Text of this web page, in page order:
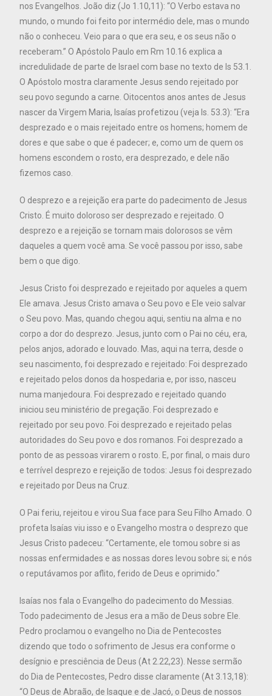
nos Evangelhos. João diz (Jo 1.10,11): “O Verbo estava no
mundo, o mundo foi feito por intermédio dele, mas o mundo
não o conheceu. Veio para o que era seu, e os seus não o
receberam.” O Apóstolo Paulo em Rm 10.16 explica a
incredulidade de parte de Israel com base no texto de Is 53.1.
O Apóstolo mostra claramente Jesus sendo rejeitado por
seu povo segundo a carne. Oitocentos anos antes de Jesus
nascer da Virgem Maria, Isaías profetizou (veja Is. 53.3): “Era
desprezado e o mais rejeitado entre os homens; homem de
dores e que sabe o que é padecer; e, como um de quem os
homens escondem o rosto, era desprezado, e dele não
fizemos caso.
O desprezo e a rejeição era parte do padecimento de Jesus
Cristo. É muito doloroso ser desprezado e rejeitado. O
desprezo e a rejeição se tornam mais dolorosos se vêm
daqueles a quem você ama. Se você passou por isso, sabe
bem o que digo.
Jesus Cristo foi desprezado e rejeitado por aqueles a quem
Ele amava. Jesus Cristo amava o Seu povo e Ele veio salvar
o Seu povo. Mas, quando chegou aqui, sentiu na alma e no
corpo a dor do desprezo. Jesus, junto com o Pai no céu, era,
pelos anjos, adorado e louvado. Mas, aqui na terra, desde o
seu nascimento, foi desprezado e rejeitado: Foi desprezado
e rejeitado pelos donos da hospedaria e, por isso, nasceu
numa manjedoura. Foi desprezado e rejeitado quando
iniciou seu ministério de pregação. Foi desprezado e
rejeitado por seu povo. Foi desprezado e rejeitado pelas
autoridades do Seu povo e dos romanos. Foi desprezado a
ponto de as pessoas virarem o rosto. E, por final, o mais duro
e terrível desprezo e rejeição de todos: Jesus foi desprezado
e rejeitado por Deus na Cruz.
O Pai feriu, rejeitou e virou Sua face para Seu Filho Amado. O
profeta Isaías viu isso e o Evangelho mostra o desprezo que
Jesus Cristo padeceu: “Certamente, ele tomou sobre si as
nossas enfermidades e as nossas dores levou sobre si; e nós
o reputávamos por aflito, ferido de Deus e oprimido.”
Isaías nos fala o Evangelho do padecimento do Messias.
Todo padecimento de Jesus era a mão de Deus sobre Ele.
Pedro proclamou o evangelho no Dia de Pentecostes
dizendo que todo o sofrimento de Jesus era conforme o
desígnio e presciência de Deus (At 2.22,23). Nesse sermão
do Dia de Pentecostes, Pedro disse claramente (At 3.13,18):
“O Deus de Abraão, de Isaque e de Jacó, o Deus de nossos